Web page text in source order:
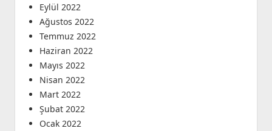
Eylül 2022
Ağustos 2022
Temmuz 2022
Haziran 2022
Mayıs 2022
Nisan 2022
Mart 2022
Şubat 2022
Ocak 2022